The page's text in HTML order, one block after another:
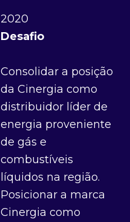
2020
Desafio
Consolidar a posição
da Cinergia como
distribuidor líder de
energia proveniente
de gás e
combustíveis
líquidos na região.
Posicionar a marca
Cinergia como